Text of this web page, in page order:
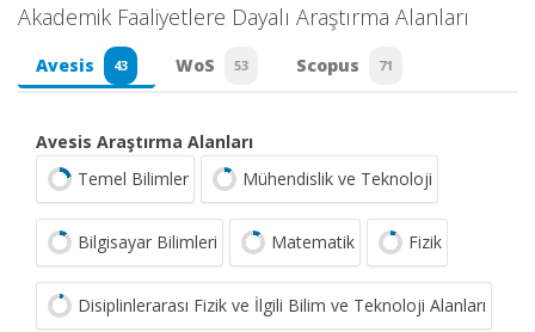
Akademik Faaliyetlere Dayalı Araştırma Alanları
Avesis 43 WoS 53 Scopus 71
Avesis Araştırma Alanları
Temel Bilimler
Mühendislik ve Teknoloji
Bilgisayar Bilimleri Matematik Fizik
Disiplinlerarası Fizik ve İlgili Bilim ve Teknoloji Alanları